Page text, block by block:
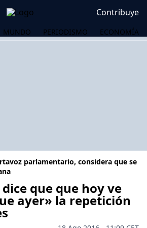
Contribuye
MUNDO PERIODISMO ECONOMÍA
parlamentario, considera que se
que que hoy ve
ayer» la repetición